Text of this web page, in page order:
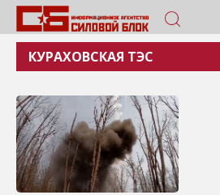
КУРАХОВСКАЯ ТЭС